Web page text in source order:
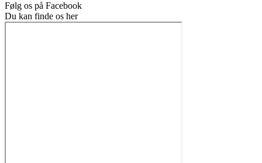
Følg os på Facebook
Du kan finde os her